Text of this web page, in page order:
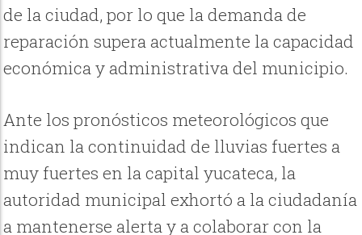
de la ciudad, por lo que la demanda de
reparación supera actualmente la capacidad
económica y administrativa del municipio.
Ante los pronósticos meteorológicos que
indican la continuidad de lluvias fuertes a
muy fuertes en la capital yucateca, la
autoridad municipal exhortó a la ciudadanía
a mantenerse alerta y a colaborar con la